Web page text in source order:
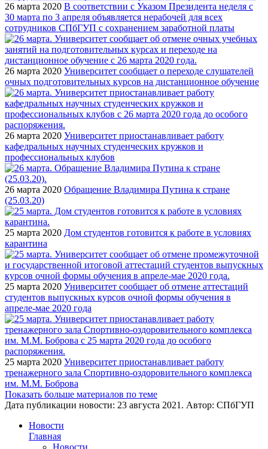
26 марта 2020 В соответствии с Указом Президента неделя с
30 марта по 3 апреля объявляется нерабочей для всех
сотрудников СПбГУП с сохранением заработной платы
26 марта 2020 Университет сообщает о переходе слушателей
очных подготовительных курсов на дистанционное обучение
26 марта 2020 Университет приостанавливает работу
кафедральных научных студенческих кружков и
профессиональных клубов
26 марта 2020 Обращение Владимира Путина к стране
(25.03.20)
25 марта 2020 Дом студентов готовится к работе в условиях
карантина
25 марта 2020 Университет сообщает об отмене аттестаций
студентов выпускных курсов очной формы обучения в
апреле-мае 2020 года
25 марта 2020 Университет приостанавливает работу
тренажерного зала Спортивно-оздоровительного комплекса
им. М.М. Боброва
Показать больше материалов по теме
Дата публикации новости: 23 августа 2021 . Автор: СПбГУП
Новости
Главная
Новости